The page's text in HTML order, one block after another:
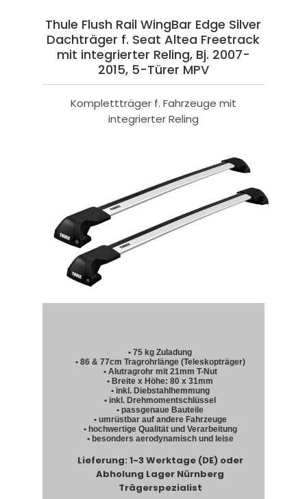
Thule Flush Rail WingBar Edge Silver
Dachträger f. Seat Altea Freetrack
mit integrierter Reling, Bj. 2007-
2015, 5-Türer MPV
Komplettträger f. Fahrzeuge mit
integrierter Reling
• 75 kg Zuladung
• 86 & 77cm Tragrohrlänge (Teleskopträger)
• Alutragrohr mit 21mm T-Nut
• Breite x Höhe: 80 x 31mm
• inkl. Diebstahlhemmung
• inkl. Drehmomentschlüssel
• passgenaue Bauteile
• umrüstbar auf andere Fahrzeuge
• hochwertige Qualität und Verarbeitung
• besonders aerodynamisch und leise
Lieferung: 1-3 Werktage (DE) oder
Abholung Lager Nürnberg
Trägerspezialist